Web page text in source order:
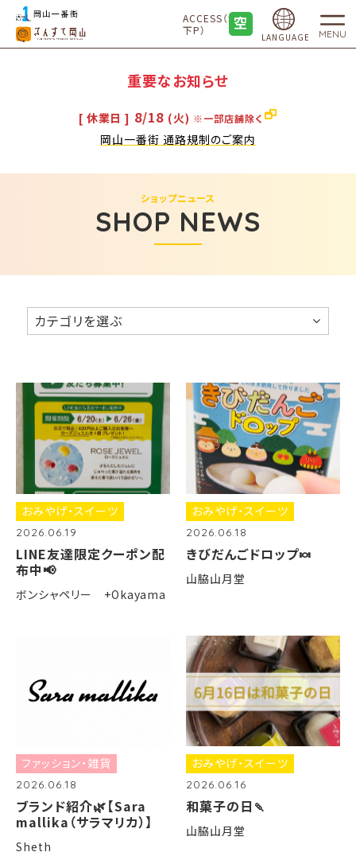
ACCESS（地
下P）
LANGUAGE MENU
重要なお知らせ
[ 休業日 ] 8/18 (火) ※一部店舗除く
岡山一番街 通路規制のご案内
SHOP NEWS
ショップニュース
カテゴリを選ぶ
おみやげ・スイーツ
2026.06.19
LINE友達限定クーポン配
布中📢
ボンシャペリー +Okayama
おみやげ・スイーツ
2026.06.18
きびだんごドロップ🍬
山脇山月堂
ファッション・雑貨
2026.06.18
ブランド紹介🌿【Sara
mallika（サラマリカ）】
Sheth
おみやげ・スイーツ
2026.06.16
和菓子の日🍡
山脇山月堂